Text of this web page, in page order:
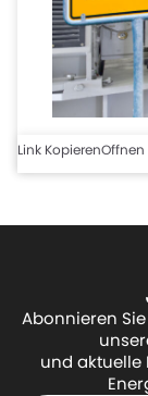
Link KopierenOffnen
Abonnieren
und aktuelle